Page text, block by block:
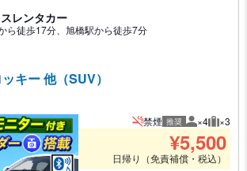
レンタカー
ら徒歩17分、旭橋駅から徒歩7分
キー 他（SUV）
禁煙 推奨 推奨人数
×4 推奨
×3
¥5,500
日帰り（免責補償・税込）